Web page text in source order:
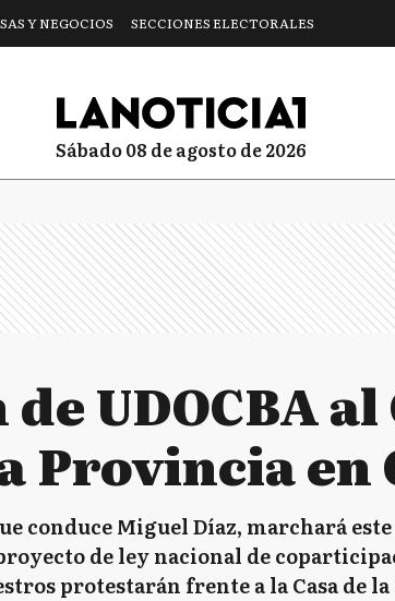
Y NEGOCIOS SECCIONES ELECTORALES
sábado 08 de agosto de 2026
UDOCBA
Provincia
conduce Miguel Díaz, marchará
de ley nacional de
protestarán frente a la Casa de